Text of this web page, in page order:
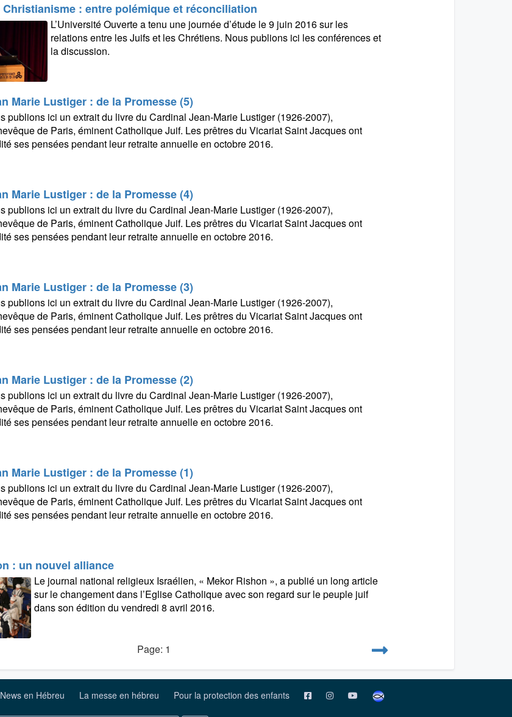
: entre polémique et réconciliation
L’Université Ouverte a tenu une journée d’étude le 9 juin 2016 sur les
relations entre les Juifs et les Chrétiens. Nous publions ici les conférences et
la discussion.
Marie Lustiger : de la Promesse (5)
publions ici un extrait du livre du Cardinal Jean-Marie Lustiger (1926-2007),
de Paris, éminent Catholique Juif. Les prêtres du Vicariat Saint Jacques ont
ses pensées pendant leur retraite annuelle en octobre 2016.
Marie Lustiger : de la Promesse (4)
publions ici un extrait du livre du Cardinal Jean-Marie Lustiger (1926-2007),
de Paris, éminent Catholique Juif. Les prêtres du Vicariat Saint Jacques ont
ses pensées pendant leur retraite annuelle en octobre 2016.
Marie Lustiger : de la Promesse (3)
publions ici un extrait du livre du Cardinal Jean-Marie Lustiger (1926-2007),
de Paris, éminent Catholique Juif. Les prêtres du Vicariat Saint Jacques ont
ses pensées pendant leur retraite annuelle en octobre 2016.
Marie Lustiger : de la Promesse (2)
publions ici un extrait du livre du Cardinal Jean-Marie Lustiger (1926-2007),
de Paris, éminent Catholique Juif. Les prêtres du Vicariat Saint Jacques ont
ses pensées pendant leur retraite annuelle en octobre 2016.
Marie Lustiger : de la Promesse (1)
publions ici un extrait du livre du Cardinal Jean-Marie Lustiger (1926-2007),
de Paris, éminent Catholique Juif. Les prêtres du Vicariat Saint Jacques ont
ses pensées pendant leur retraite annuelle en octobre 2016.
: un nouvel alliance
Le journal national religieux Israélien, « Mekor Rishon », a publié un long article
sur le changement dans l’Eglise Catholique avec son regard sur le peuple juif
dans son édition du vendredi 8 avril 2016.
Page: 1
en Hébreu La messe en hébreu Pour la protection des enfants